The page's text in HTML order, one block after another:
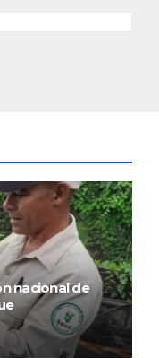
nacional de